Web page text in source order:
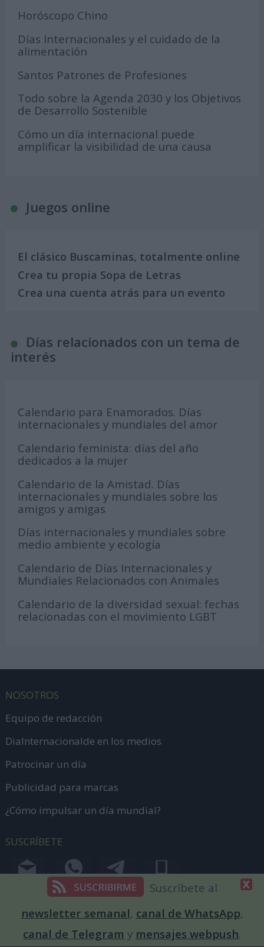
Horóscopo Chino
Días Internacionales y el cuidado de la
alimentación
Santos Patrones de Profesiones
Todo sobre la Agenda 2030 y los Objetivos
de Desarrollo Sostenible
Cómo un día internacional puede
amplificar la visibilidad de una causa
Juegos online
El clásico Buscaminas, totalmente online
Crea tu propia Sopa de Letras
Crea una cuenta atrás para un evento
Días relacionados con un tema de
interés
Calendario para Enamorados. Días
internacionales y mundiales del amor
Calendario feminista: días del año
dedicados a la mujer
Calendario de la Amistad. Días
internacionales y mundiales sobre los
amigos y amigas
Días internacionales y mundiales sobre
medio ambiente y ecología
Calendario de Días Internacionales y
Mundiales Relacionados con Animales
Calendario de la diversidad sexual: fechas
relacionadas con el movimiento LGBT
NOSOTROS
Equipo de redacción
DiaInternacionalde en los medios
Patrocinar un día
Publicidad para marcas
¿Cómo impulsar un día mundial?
SUSCRÍBETE
CONTACTA
Envíanos información
Suscríbete al
newsletter semanal, canal de WhatsApp,
canal de Telegram y mensajes webpush.